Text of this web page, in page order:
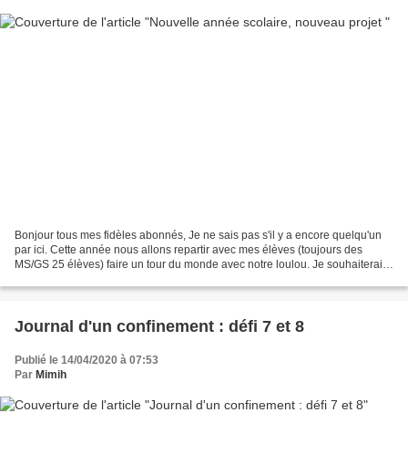
Bonjour tous mes fidèles abonnés, Je ne sais pas s'il y a encore quelqu'un
par ici. Cette année nous allons repartir avec mes élèves (toujours des
MS/GS 25 élèves) faire un tour du monde avec notre loulou. Je souhaiterais ,
Journal d'un confinement : défi 7 et 8
Publié le 14/04/2020 à 07:53
Par Mimih